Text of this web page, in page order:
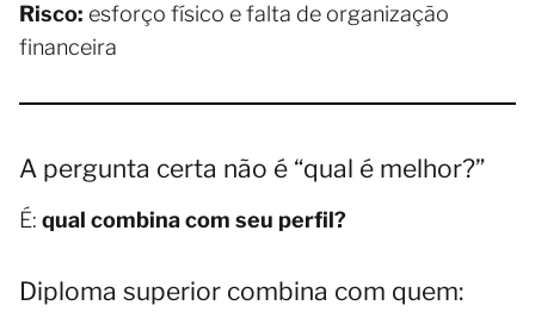
Risco: esforço físico e falta de organização
financeira
A pergunta certa não é “qual é melhor?”
É: qual combina com seu perfil?
Diploma superior combina com quem: